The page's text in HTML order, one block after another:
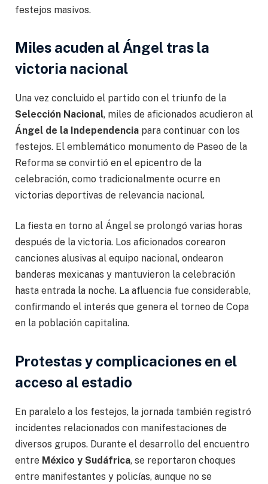
festejos masivos.
Miles acuden al Ángel tras la
victoria nacional
Una vez concluido el partido con el triunfo de la
Selección Nacional, miles de aficionados acudieron al
Ángel de la Independencia para continuar con los
festejos. El emblemático monumento de Paseo de la
Reforma se convirtió en el epicentro de la
celebración, como tradicionalmente ocurre en
victorias deportivas de relevancia nacional.
La fiesta en torno al Ángel se prolongó varias horas
después de la victoria. Los aficionados corearon
canciones alusivas al equipo nacional, ondearon
banderas mexicanas y mantuvieron la celebración
hasta entrada la noche. La afluencia fue considerable,
confirmando el interés que genera el torneo de Copa
en la población capitalina.
Protestas y complicaciones en el
acceso al estadio
En paralelo a los festejos, la jornada también registró
incidentes relacionados con manifestaciones de
diversos grupos. Durante el desarrollo del encuentro
entre México y Sudáfrica, se reportaron choques
entre manifestantes y policías, aunque no se